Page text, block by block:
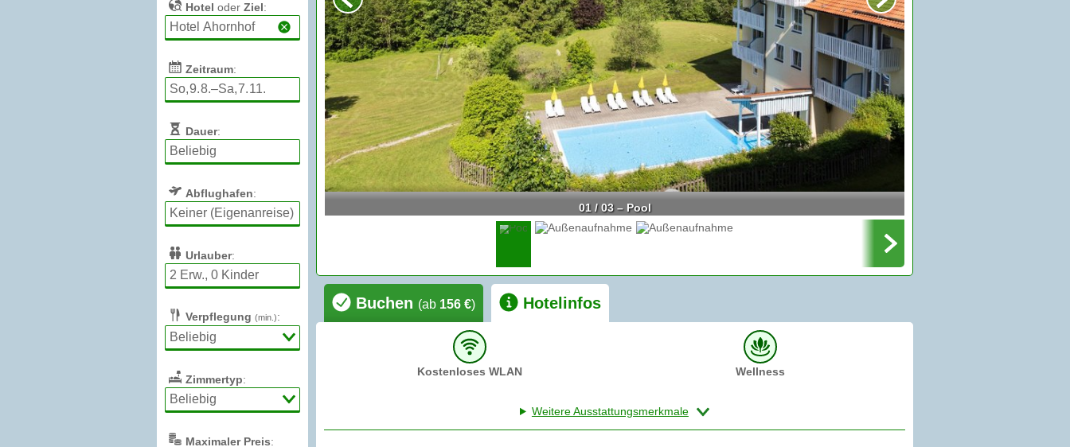
Hotel oder Ziel:
Zeitraum:
Dauer:
Abflughafen:
Urlauber:
Verpflegung (min.):
Zimmertyp:
Maximaler Preis:
01 / 03 – Pool
Buchen (ab 156 €) Hotelinfos
Kostenloses WLAN Wellness
Weitere Ausstattungsmerkmale